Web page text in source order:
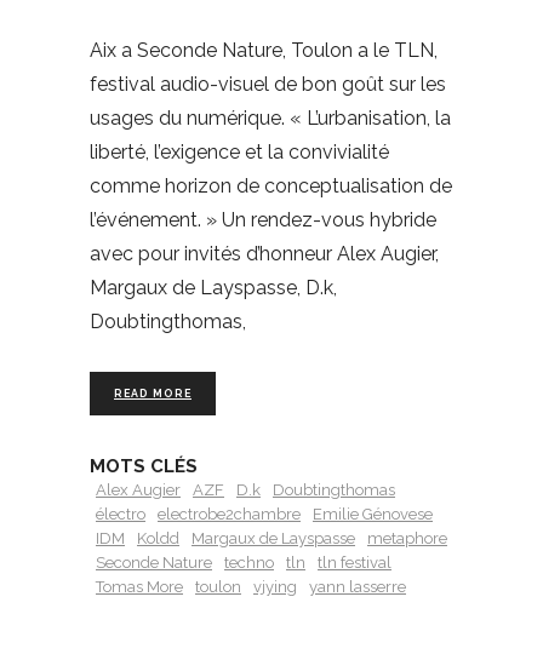
Aix a Seconde Nature, Toulon a le TLN,
festival audio-visuel de bon goût sur les
usages du numérique. « L’urbanisation, la
liberté, l’exigence et la convivialité
comme horizon de conceptualisation de
l’événement. » Un rendez-vous hybride
avec pour invités d’honneur Alex Augier,
Margaux de Layspasse, D.k,
Doubtingthomas,
READ MORE
MOTS CLÉS
Alex Augier AZF D.k
Doubtingthomas
électro
electrobe2chambre
Emilie Génovese
IDM
Koldd Margaux de Layspasse
metaphore
Seconde Nature
techno tln
tln festival
Tomas More
toulon vjying yann lasserre